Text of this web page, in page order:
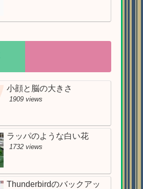
小顔と脳の大きさ
1909 views
ラッパのような白い花
1732 views
Thunderbirdのバックアッ